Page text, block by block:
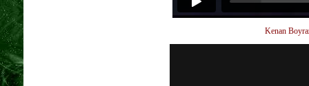
Kenan